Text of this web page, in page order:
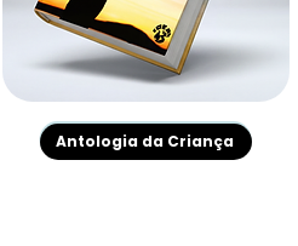
Antologia da Criança